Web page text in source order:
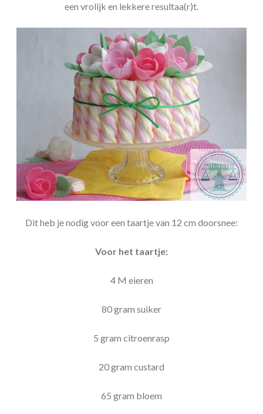
een vrolijk en lekkere resultaa(r)t.
Dit heb je nodig voor een taartje van 12 cm doorsnee:
Voor het taartje:
4 M eieren
80 gram suiker
5 gram citroenrasp
20 gram custard
65 gram bloem